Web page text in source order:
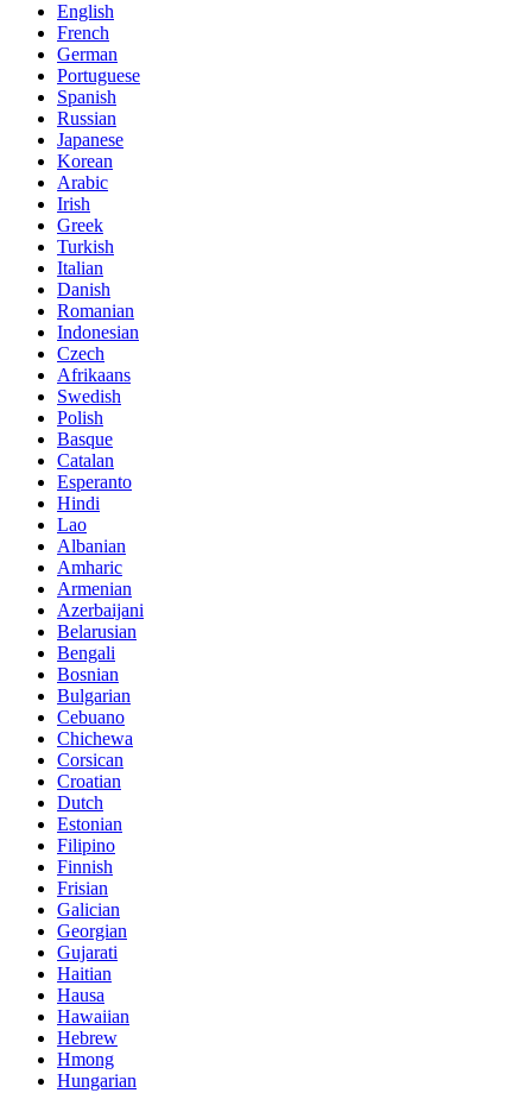
English
French
German
Portuguese
Spanish
Russian
Japanese
Korean
Arabic
Irish
Greek
Turkish
Italian
Danish
Romanian
Indonesian
Czech
Afrikaans
Swedish
Polish
Basque
Catalan
Esperanto
Hindi
Lao
Albanian
Amharic
Armenian
Azerbaijani
Belarusian
Bengali
Bosnian
Bulgarian
Cebuano
Chichewa
Corsican
Croatian
Dutch
Estonian
Filipino
Finnish
Frisian
Galician
Georgian
Gujarati
Haitian
Hausa
Hawaiian
Hebrew
Hmong
Hungarian